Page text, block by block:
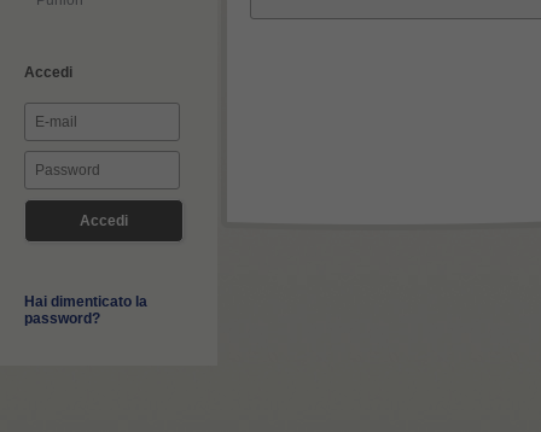
Accedi
Hai dimenticato la
password?